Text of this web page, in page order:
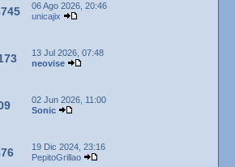
06 Ago 2026, 20:46
unicajix
13 Jul 2026, 07:48
neovise
02 Jun 2026, 11:00
Sonic
19 Dic 2024, 23:16
PepitoGrillao